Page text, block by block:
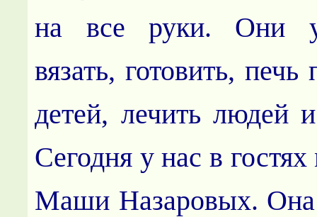
на все руки. Они
вязать, готовить,
детей, лечить людей
Сегодня у нас в
Маши Назаровых. Она